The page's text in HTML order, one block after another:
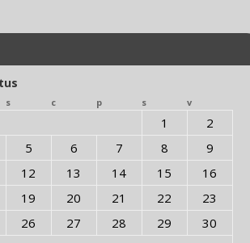
s c p s v
1
2
5 6 7 8
9
12 13 14 15
16
19 20 21 22
23
26 27 28 29
30